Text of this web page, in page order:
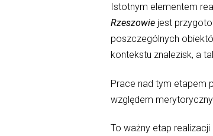
Istotnym elementem
Rzeszowiejest
poszczególnych
kontekstu znalezisk, a
Prace nad tym etapem
względem
To ważny etap